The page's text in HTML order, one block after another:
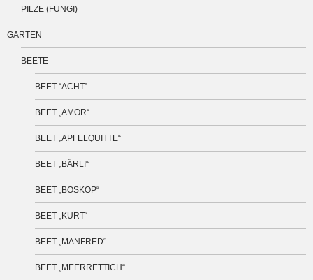
PILZE (FUNGI)
GARTEN
BEETE
BEET “ACHT”
BEET „AMOR“
BEET „APFELQUITTE“
BEET „BÄRLI“
BEET „BOSKOP“
BEET „KURT“
BEET „MANFRED“
BEET „MEERRETTICH“